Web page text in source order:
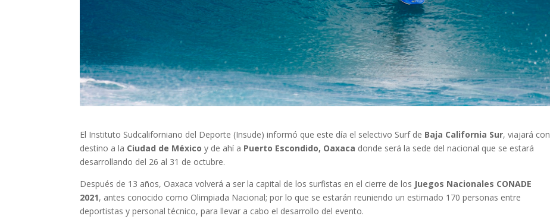
El Instituto Sudcaliforniano del Deporte (Insude) informó que este día el selectivo Surf de Baja California Sur, viajará con
destino a la Ciudad de México y de ahí a Puerto Escondido, Oaxaca donde será la sede del nacional que se estará
desarrollando del 26 al 31 de octubre.
Después de 13 años, Oaxaca volverá a ser la capital de los surfistas en el cierre de los Juegos Nacionales CONADE
2021, antes conocido como Olimpiada Nacional; por lo que se estarán reuniendo un estimado 170 personas entre
deportistas y personal técnico, para llevar a cabo el desarrollo del evento.